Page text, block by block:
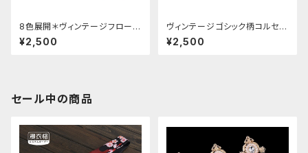
8色展開＊ヴィンテージフローラ
ル柄コルセット
¥2,500
ヴィンテージゴシック柄コルセッ
ト
¥2,500
セール中の商品